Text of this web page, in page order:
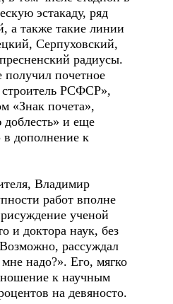
эстакаду, ряд
а также такие линии
Серпуховский,
радиусы.
почетное
РСФСР»,
«Знак почета»,
и еще
в дополнение к
Владимир
работ вполне
ученой
и доктора наук, без
рассуждал
надо?». Его, мягко
к научным
на девяносто.